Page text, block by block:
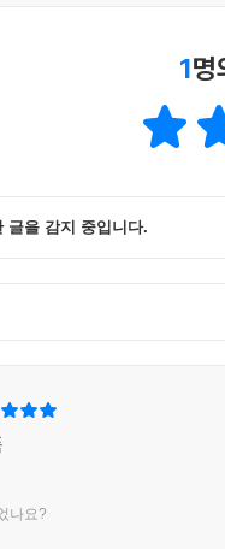
1명
글을 감지 중입니다.
나요?